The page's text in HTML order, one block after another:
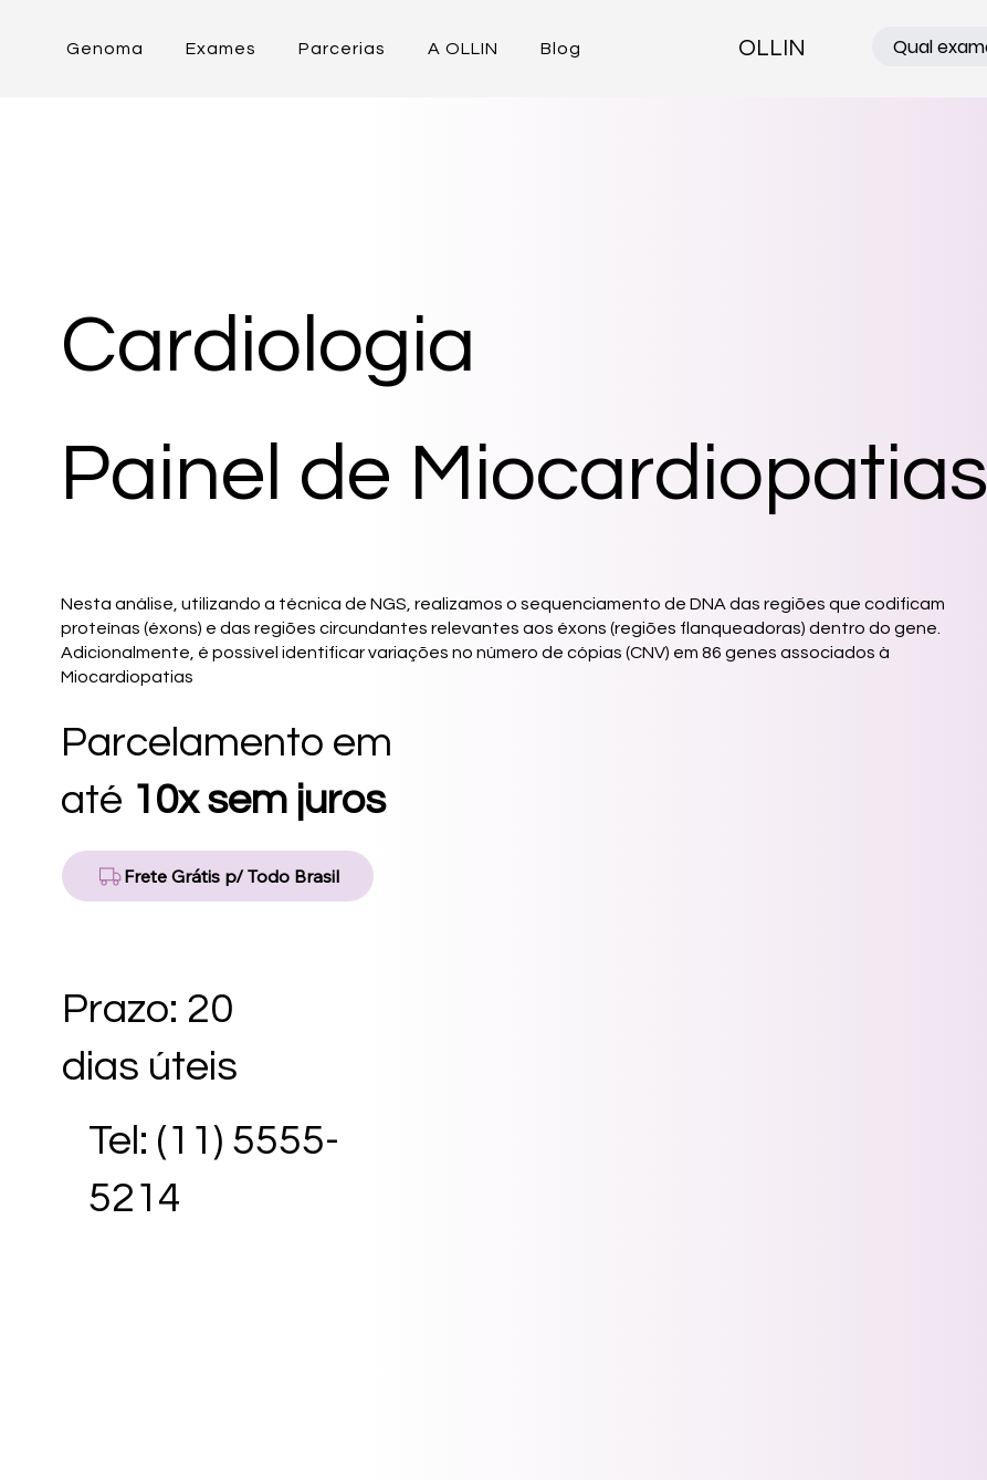
Genoma Exames Parcerias A OLLIN Blog OLLIN
Cardiologia
Painel de Miocardiopatias
Nesta análise, utilizando a técnica de NGS, realizamos o sequenciamento de DNA das regiões que codificam
proteínas (éxons) e das regiões circundantes relevantes aos éxons (regiões flanqueadoras) dentro do gene.
Adicionalmente, é possível identificar variações no número de cópias (CNV) em 86 genes associados à
Miocardiopatias
Parcelamento em
até 10x sem juros
Frete Grátis p/ Todo Brasil
Prazo: 20
dias úteis
Tel: (11) 5555-
5214